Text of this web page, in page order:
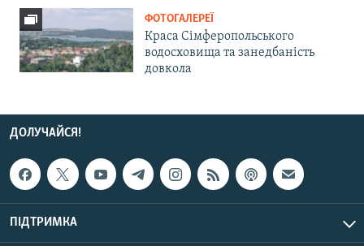
ФОТОГАЛЕРЕЇ
Краса Сімферопольського
водосховища та занедбаність
довкола
ДОЛУЧАЙСЯ!
ПІДТРИМКА